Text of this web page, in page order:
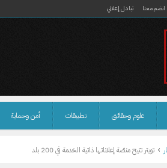
انضم معنا تبادل إعلاني
علوم وحقائق تطبيقات أمن وحماية
تويتر تتيح منصّة إعلاناتها ذاتية الخدمة في 200 بلد